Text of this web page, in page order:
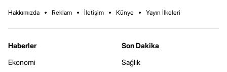
Hakkımızda Reklam İletişim Künye Yayın İlkeleri
Haberler
Ekonomi
Son Dakika
Sağlık